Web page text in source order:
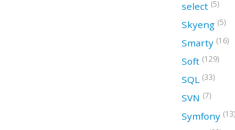
select (5)
Skyeng (5)
Smarty (16)
Soft (129)
SQL (33)
SVN (7)
Symfony (13)